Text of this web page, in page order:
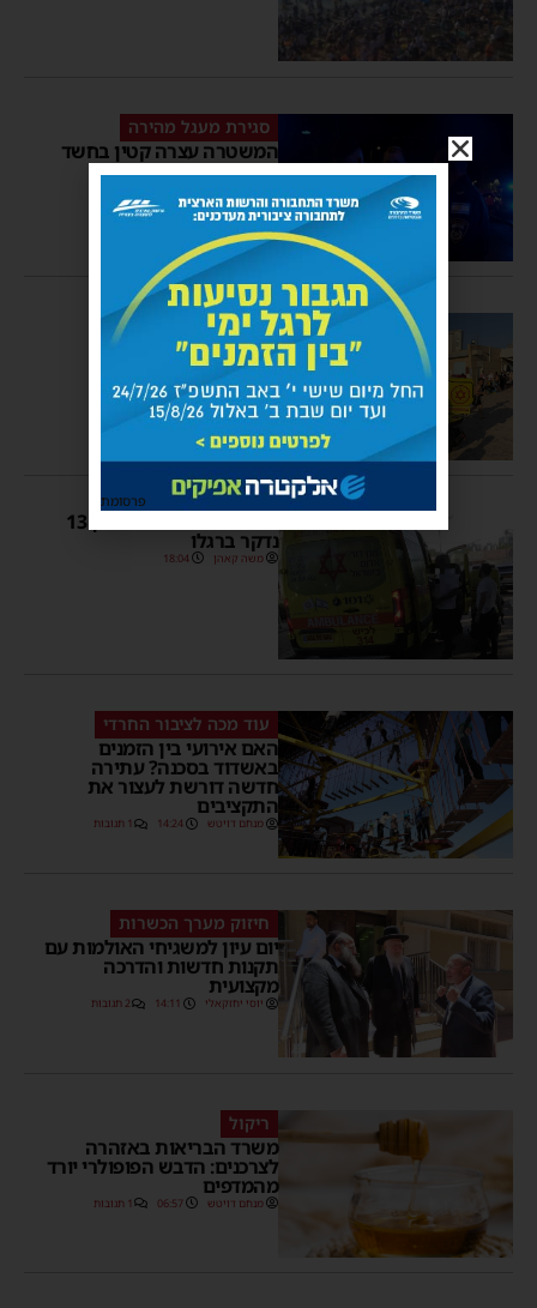
סגירת מעגל מהירה
המשטרה עצרה קטין בחשד
שדקר נער באשדוד
דרמה באשדוד
מהחוף הנפרד – כוחות
החירום פתחו בחיפושים
מנחם דויטש 18:32 1 תגובות
אלימות באשדוד: נער בן 13
נדקר ברגלו
משה קאהן 18:04
עוד מכה לציבור החרדי
האם אירועי בין הזמנים
באשדוד בסכנה? עתירה
חדשה דורשת לעצור את
התקציבים
מנחם דויטש 14:24 1 תגובות
חיזוק מערך הכשרות
יום עיון למשגיחי האולמות עם
תקנות חדשות והדרכה
מקצועית
יוסי יחזקאלי 14:11 2 תגובות
ריקול
משרד הבריאות באזהרה
לצרכנים: הדבש הפופולרי יורד
מהמדפים
מנחם דויטש 06:57 1 תגובות
פרסומת